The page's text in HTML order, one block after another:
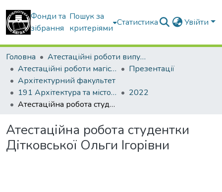
Фонди та
зібрання
Пошук за
критеріями
Статистика Увійти
Головна
Атестаційні роботи випускників
Атестаційні роботи магістрів
Презентації
Архітектурний факультет
191 Архітектура та містобудування. Ландшафтна архітектура
2022
Атестаційна робота студентки Дітковської Ольги Ігорівни
Атестаційна робота студентки
Дітковської Ольги Ігорівни